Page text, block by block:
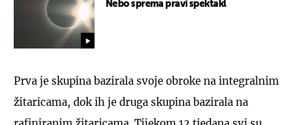
Nebo sprema pravi spektakl
Prva je skupina bazirala svoje obroke na integralnim
žitaricama, dok ih je druga skupina bazirala na